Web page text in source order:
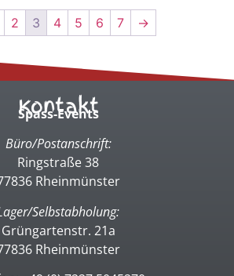
2 3 4 5 6 7 →
Kontakt
Spass-Events
Büro/Postanschrift:
Ringstraße 38
Rheinmünster
Selbstabholung:
Grüngartenstr. 21a
Rheinmünster